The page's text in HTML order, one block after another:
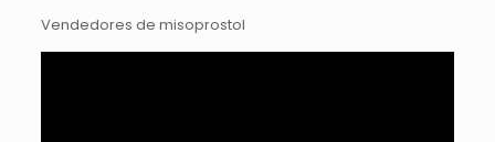
Vendedores de misoprostol